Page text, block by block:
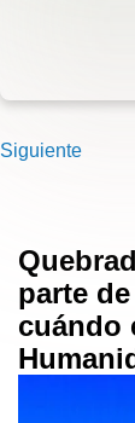
Siguiente
parte
cuándo